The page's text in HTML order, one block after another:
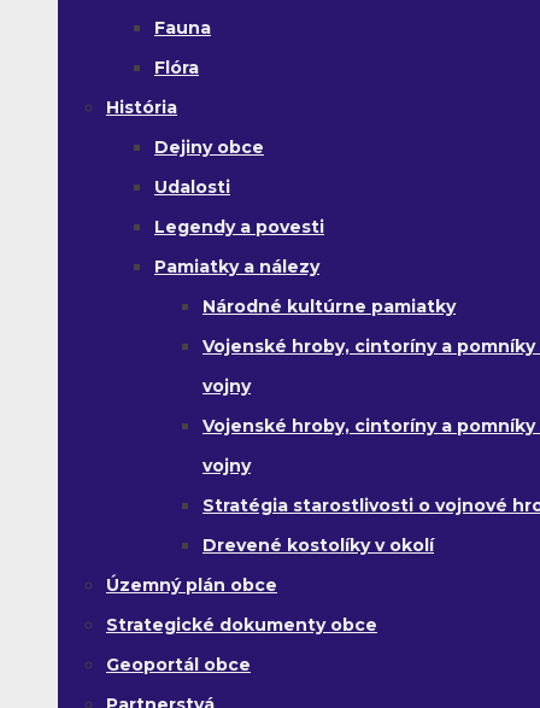
Fauna
Flóra
História
Dejiny obce
Udalosti
Legendy a povesti
Pamiatky a nálezy
Národné kultúrne pamiatky
Vojenské hroby, cintoríny a pomníky
vojny
Vojenské hroby, cintoríny a pomníky
vojny
Stratégia starostlivosti o vojnové
Drevené kostolíky v okolí
Územný plán obce
Strategické dokumenty obce
Geoportál obce